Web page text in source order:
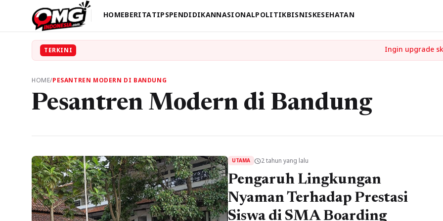
HOMEBERITATIPSPENDIDIKANNASIONALPOLITIKBISNISKESEHATAN
TERKINI
HOME/PESANTREN MODERN DI BANDUNG
Pesantren Modern di Bandung
UTAMA schedule2 tahun yang lalu
Pengaruh Lingkungan
Nyaman Terhadap Prestasi
Siswa di SMA Boarding